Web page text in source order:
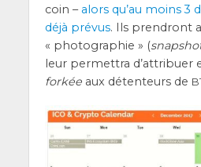
coin – alors qu’au moins 3
déjà pré­vus. Ils pren­dront
« pho­to­gra­phie » (
leur per­met­tra d’at­tri­buer
for­kéeaux déten­teurs de